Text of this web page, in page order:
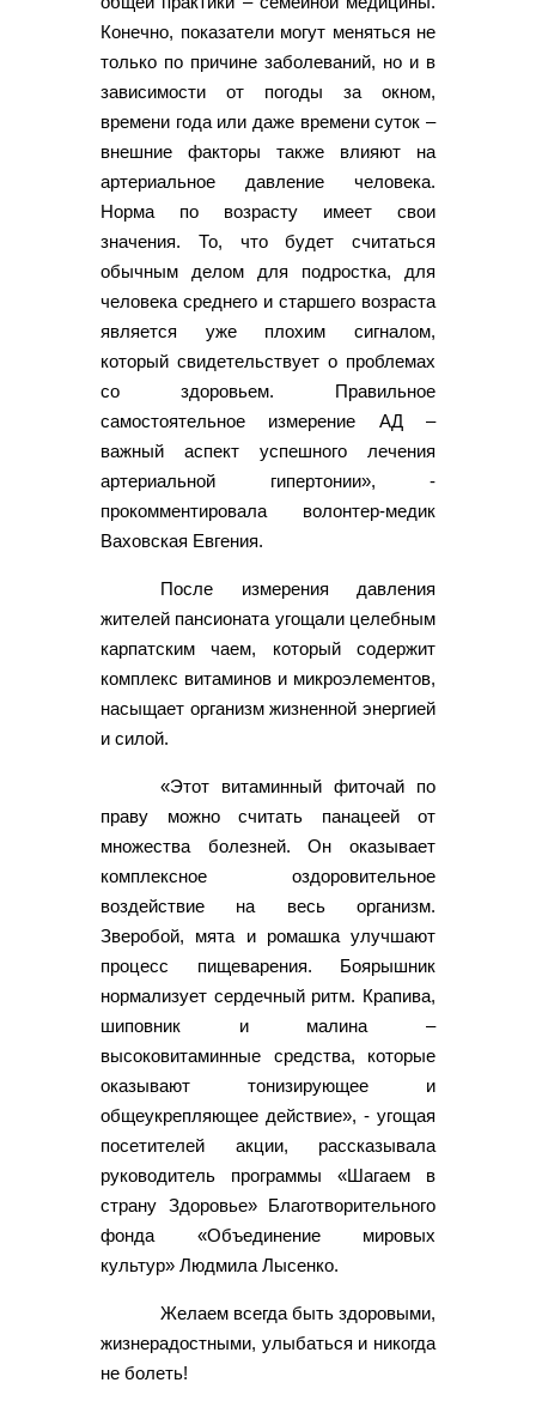
Конечно, показатели могут меняться не
только по причине заболеваний, но и в
зависимости от погоды за окном,
времени года или даже времени суток –
внешние факторы также влияют на
артериальное давление человека.
Норма по возрасту имеет свои
значения. То, что будет считаться
обычным делом для подростка, для
человека среднего и старшего возраста
является уже плохим сигналом,
который свидетельствует о проблемах
со здоровьем. Правильное
самостоятельное измерение АД –
важный аспект успешного лечения
артериальной гипертонии», -
прокомментировала волонтер-медик
Ваховская Евгения.
После измерения давления
жителей пансионата угощали целебным
карпатским чаем, который содержит
комплекс витаминов и микроэлементов,
насыщает организм жизненной энергией
и силой.
«Этот витаминный фиточай по
праву можно считать панацеей от
множества болезней. Он оказывает
комплексное оздоровительное
воздействие на весь организм.
Зверобой, мята и ромашка улучшают
процесс пищеварения. Боярышник
нормализует сердечный ритм. Крапива,
шиповник и малина –
высоковитаминные средства, которые
оказывают тонизирующее и
общеукрепляющее действие», - угощая
посетителей акции, рассказывала
руководитель программы «Шагаем в
страну Здоровье» Благотворительного
фонда «Объединение мировых
культур» Людмила Лысенко.
Желаем всегда быть здоровыми,
жизнерадостными, улыбаться и никогда
не болеть!